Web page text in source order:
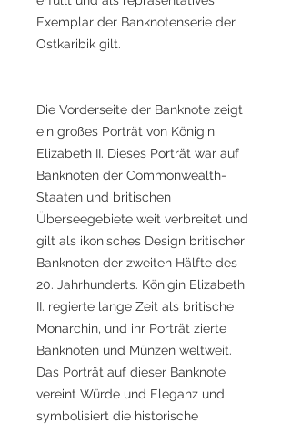
Exemplar der Banknotenserie der
Ostkaribik gilt.
Die Vorderseite der Banknote zeigt
ein großes Porträt von Königin
Elizabeth II. Dieses Porträt war auf
Banknoten der Commonwealth-
Staaten und britischen
Überseegebiete weit verbreitet und
gilt als ikonisches Design britischer
Banknoten der zweiten Hälfte des
20. Jahrhunderts. Königin Elizabeth
II. regierte lange Zeit als britische
Monarchin, und ihr Porträt zierte
Banknoten und Münzen weltweit.
Das Porträt auf dieser Banknote
vereint Würde und Eleganz und
symbolisiert die historische